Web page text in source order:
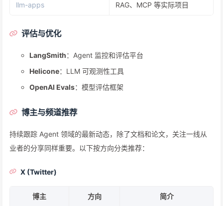
llm-apps
RAG、MCP 等实际项目
评估与优化
LangSmith：Agent 监控和评估平台
Helicone：LLM 可观测性工具
OpenAI Evals：模型评估框架
博主与频道推荐
持续跟踪 Agent 领域的最新动态，除了文档和论文，关注一线从
业者的分享同样重要。以下按方向分类推荐：
X (Twitter)
博主 方向 简介